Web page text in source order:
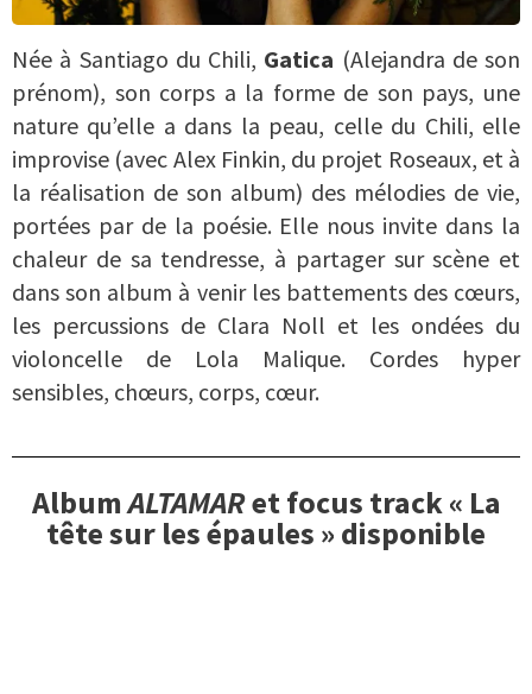
Née à Santiago du Chili, Gatica (Alejandra de son
prénom), son corps a la forme de son pays, une
nature qu’elle a dans la peau, celle du Chili, elle
improvise (avec Alex Finkin, du projet Roseaux, et à
la réalisation de son album) des mélodies de vie,
portées par de la poésie. Elle nous invite dans la
chaleur de sa tendresse, à partager sur scène et
dans son album à venir les battements des cœurs,
les percussions de Clara Noll et les ondées du
violoncelle de Lola Malique. Cordes hyper
sensibles, chœurs, corps, cœur.
AlbumALTAMARet focus track « La
tête sur les épaules » disponible